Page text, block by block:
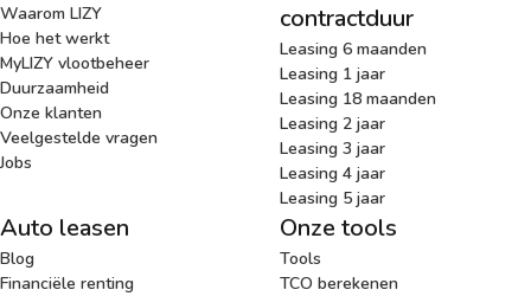
Waarom LIZY
Hoe het werkt
MyLIZY vlootbeheer
Duurzaamheid
Onze klanten
Veelgestelde vragen
Jobs
contractduur
Leasing 6 maanden
Leasing 1 jaar
Leasing 18 maanden
Leasing 2 jaar
Leasing 3 jaar
Leasing 4 jaar
Leasing 5 jaar
Auto leasen
Blog
Financiële renting
Onze tools
Tools
TCO berekenen